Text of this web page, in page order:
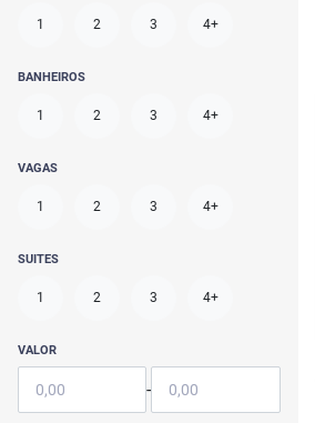
1 2 3 4+
BANHEIROS
1 2 3 4+
VAGAS
1 2 3 4+
SUITES
1 2 3 4+
VALOR
-